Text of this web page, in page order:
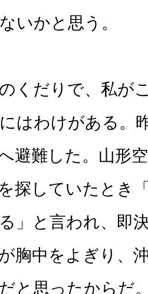
いかと思う。
くだりで、私が
はわけがある。
避難した。山形
探していたとき
」と言われ、即
胸中をよぎり、
と思ったからだ